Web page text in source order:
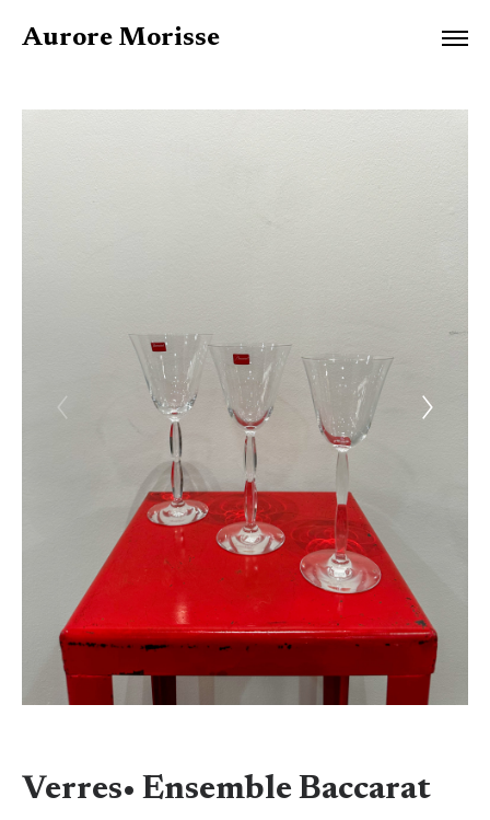
Aurore Morisse
Verres• Ensemble Baccarat